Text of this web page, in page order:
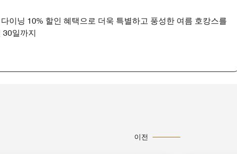
이닝 10% 할인 혜택으로 더욱 특별하고 풍성한 여름 호캉스를
30일까지
이전